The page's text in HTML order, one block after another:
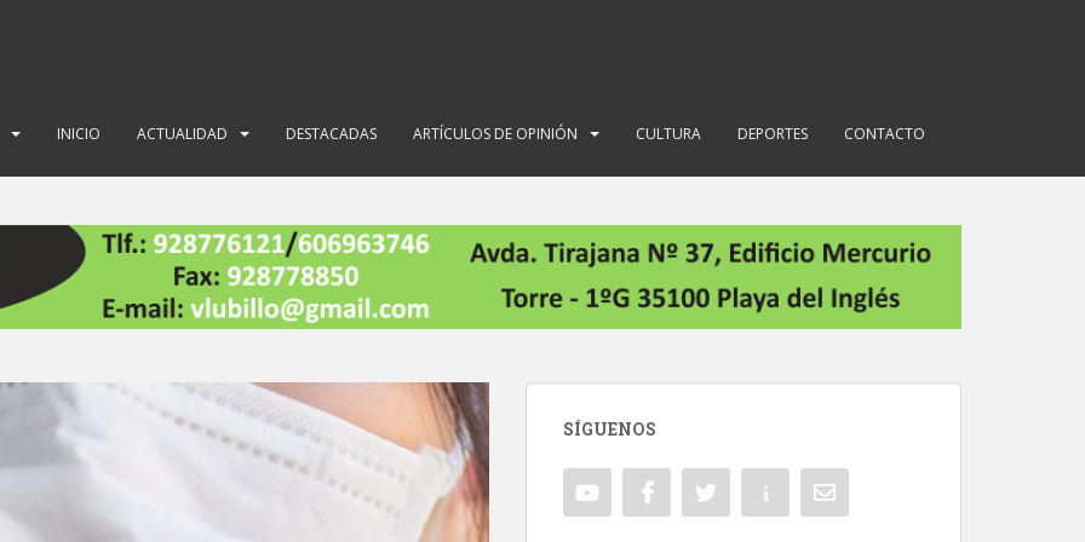
INICIO ACTUALIDAD DESTACADAS ARTÍCULOS DE OPINIÓN CULTURA DEPORTES CONTACTO
SÍGUENOS